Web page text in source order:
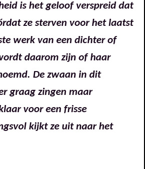
is het geloof verspreid dat
ze sterven voor het laatst
werk van een dichter of
daarom zijn of haar
De zwaan in dit
graag zingen maar
voor een frisse
kijkt ze uit naar het